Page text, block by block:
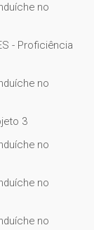
no
- Proficiência
no
3
no
no
no